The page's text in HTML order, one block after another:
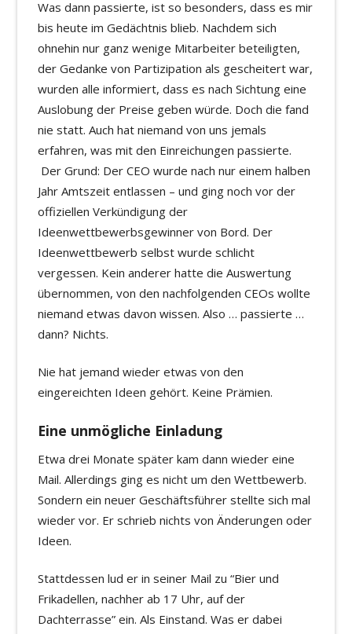
Was dann passierte, ist so besonders, dass es mir
bis heute im Gedächtnis blieb. Nachdem sich
ohnehin nur ganz wenige Mitarbeiter beteiligten,
der Gedanke von Partizipation als gescheitert war,
wurden alle informiert, dass es nach Sichtung eine
Auslobung der Preise geben würde. Doch die fand
nie statt. Auch hat niemand von uns jemals
erfahren, was mit den Einreichungen passierte.
Der Grund: Der CEO wurde nach nur einem halben
Jahr Amtszeit entlassen – und ging noch vor der
offiziellen Verkündigung der
Ideenwettbewerbsgewinner von Bord. Der
Ideenwettbewerb selbst wurde schlicht
vergessen. Kein anderer hatte die Auswertung
übernommen, von den nachfolgenden CEOs wollte
niemand etwas davon wissen. Also … passierte …
dann? Nichts.
Nie hat jemand wieder etwas von den
eingereichten Ideen gehört. Keine Prämien.
Eine unmögliche Einladung
Etwa drei Monate später kam dann wieder eine
Mail. Allerdings ging es nicht um den Wettbewerb.
Sondern ein neuer Geschäftsführer stellte sich mal
wieder vor. Er schrieb nichts von Änderungen oder
Ideen.
Stattdessen lud er in seiner Mail zu “Bier und
Frikadellen, nachher ab 17 Uhr, auf der
Dachterrasse” ein. Als Einstand. Was er dabei